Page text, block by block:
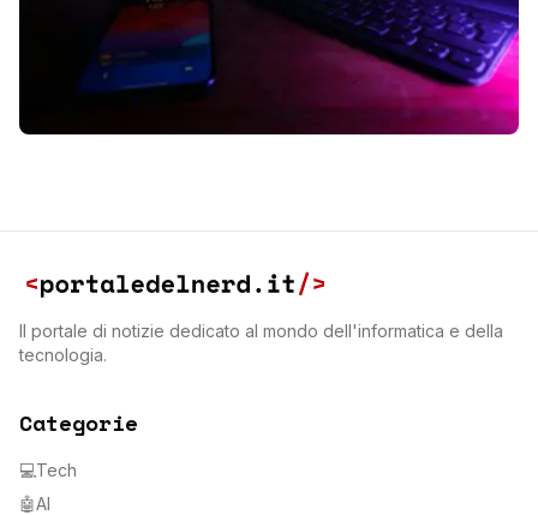
Il portale di notizie dedicato al mondo dell'informatica e della
tecnologia.
Categorie
💻Tech
🤖AI